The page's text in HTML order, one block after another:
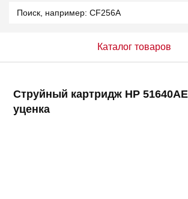
Каталог товаров
Струйный картридж HP
уценка